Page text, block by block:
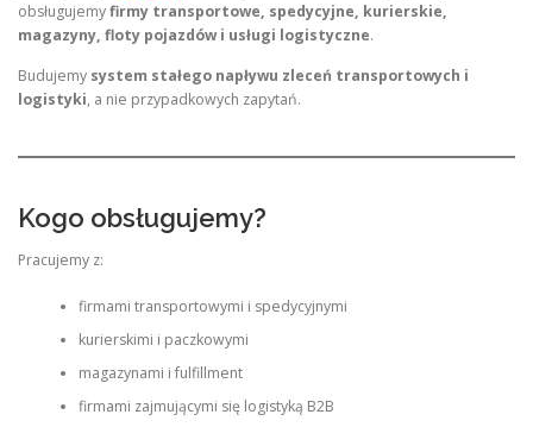
obsługujemyfirmy transportowe, spedycyjne, kurierskie,
magazyny, floty pojazdów i usługi logistyczne.
Budujemy system stałego napływu zleceń transportowych i
logistyki, a nie przypadkowych zapytań.
Kogo obsługujemy?
Pracujemy z:
firmami transportowymi i spedycyjnymi
kurierskimi i paczkowymi
magazynami i fulfillment
firmami zajmującymi się logistyką B2B